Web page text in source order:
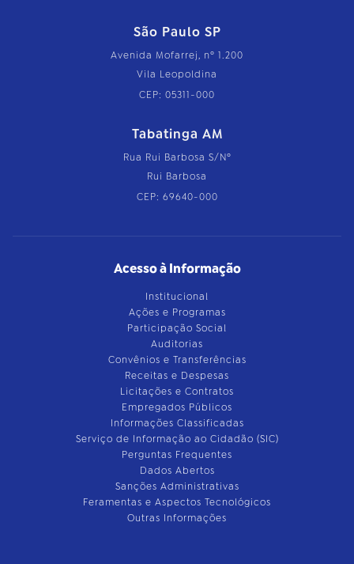
São Paulo SP
Avenida Mofarrej, nº 1.200
Vila Leopoldina
CEP: 05311-000
Tabatinga AM
Rua Rui Barbosa S/Nº
Rui Barbosa
CEP: 69640-000
Acesso à Informação
Institucional
Ações e Programas
Participação Social
Auditorias
Convênios e Transferências
Receitas e Despesas
Licitações e Contratos
Empregados Públicos
Informações Classificadas
Serviço de Informação ao Cidadão (SIC)
Perguntas Frequentes
Dados Abertos
Sanções Administrativas
Feramentas e Aspectos Tecnológicos
Outras Informações